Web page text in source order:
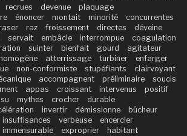
recrues devenue
plaquage
énoncer montait minorité
concurrentes
raz froissement directes
déveine
servait embâcle interrompue
coagulation
suinter bienfait gourd
agitateur
atterrissage turbiner
enfarger
non-conformiste stupéfiants
clairvoyant
accompagnent préliminaire
soucis
appas croissant intervenus
positif
mythes crocher
durable
invertir démissionne
bûcheur
insuffisances verbeuse
encercler
immensurable exproprier
habitant